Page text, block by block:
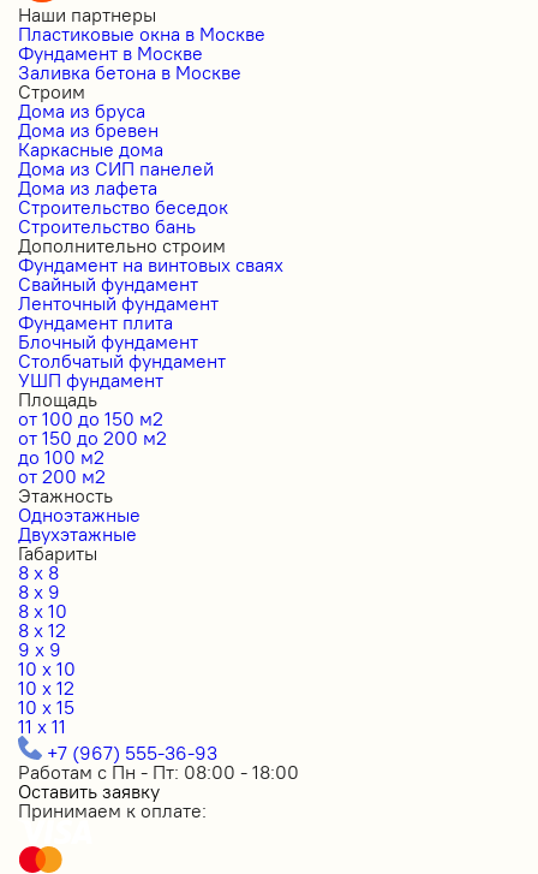
Наши партнеры
Пластиковые окна в Москве
Фундамент в Москве
Заливка бетона в Москве
Строим
Дома из бруса
Дома из бревен
Каркасные дома
Дома из СИП панелей
Дома из лафета
Строительство беседок
Строительство бань
Дополнительно строим
Фундамент на винтовых сваях
Свайный фундамент
Ленточный фундамент
Фундамент плита
Блочный фундамент
Столбчатый фундамент
УШП фундамент
Площадь
от 100 до 150 м2
от 150 до 200 м2
до 100 м2
от 200 м2
Этажность
Одноэтажные
Двухэтажные
Габариты
8 x 8
8 x 9
8 x 10
8 x 12
9 x 9
10 x 10
10 x 12
10 x 15
11 x 11
+7 (967) 555-36-93
Работам с Пн - Пт: 08:00 - 18:00
Оставить заявку
Принимаем к оплате: